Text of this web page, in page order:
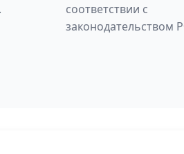
соответствии с
законодательством